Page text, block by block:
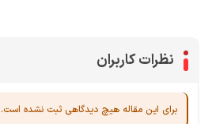
نظرات کاربران
برای این مقاله هیچ دیدگاهی ثبت نشده است.